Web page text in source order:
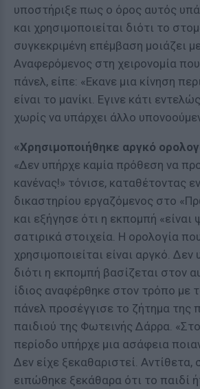
υποστήριξε πως ο όρος αυτός
και χρησιμοποιείται διότι το
συγκεκριμένη επέμβαση μοιάζει
Αναφερόμενος στη χειρονομία
πάνελ, είπε: «Εκανε μια κίνηση
είναι το μανίκι. Εγινε κάτι
χωρίς να υπάρχει άλλο
«Χρησιμοποιήθηκε αργκό
«Δεν υπήρχε καμία πρόθεση να
κανένας!» τόνισε, καταθέτοντας
δικαστηρίου εργαζόμενος στο
και εξήγησε ότι η εκπομπή «είναι
σατιρικά στοιχεία. Η ορολογία
χρησιμοποιείται είναι αργκό. Δεν
διότι η εκπομπή βασίζεται στον
ίδιος αναφέρθηκε στον τρόπο με
πάνελ προσέγγισε το ζήτημα της
παιδιού της Φωτεινής Δάρρα.
περίοδο υπήρχε μια ασάφεια
Δεν είχε ξεκαθαριστεί. Αντίθετα,
ειπώθηκε ξεκάθαρα ότι το παιδί